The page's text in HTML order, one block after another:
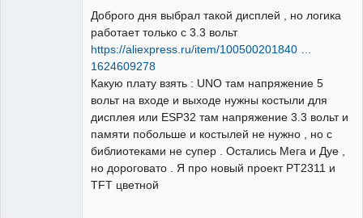
Доброго дня выбрал такой дисплей , но логика
работает только с 3.3 вольт
https://aliexpress.ru/item/100500201840 …
1624609278
Какую плату взять : UNO там напряжение 5
вольт на входе и выходе нужны костыли для
дисплея или ESP32 там напряжение 3.3 вольт и
памяти побольше и костылей не нужно , но с
библиотеками не супер . Остались Мега и Дуе ,
но дороговато . Я про новый проект PT2311 и
TFT цветной